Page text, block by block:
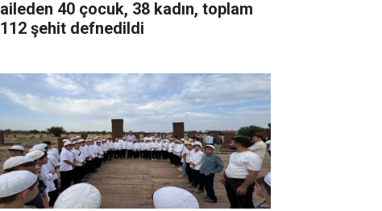
aileden 40 çocuk, 38 kadın, toplam
112 şehit defnedildi